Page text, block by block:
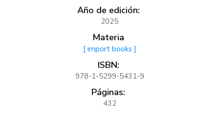
Año de edición:
2025
Materia
[ import books ]
ISBN:
978-1-5299-5431-9
Páginas:
432